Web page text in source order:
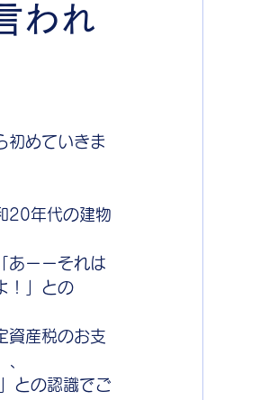
われ
初めていきま
20年代の建物
あーーそれは
！」との
資産税のお支
との認識でご